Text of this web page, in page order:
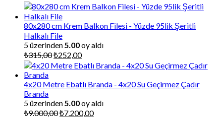
fiyat:
₺281,25.
andaki
₺225,00.
80x280 cm Krem Balkon Filesi - Yüzde 95lik Şeritli
Halkalı File
5 üzerinden 5.00oy aldı
₺315,00Orijinal
fiyat:
₺252,00Şu
andaki
₺252,00.
4x20 Metre Ebatlı Branda - 4x20 Su Geçirmez Çadır
Branda
5 üzerinden 5.00oy aldı
₺9.000,00Orijinal
₺7.200,00Şu